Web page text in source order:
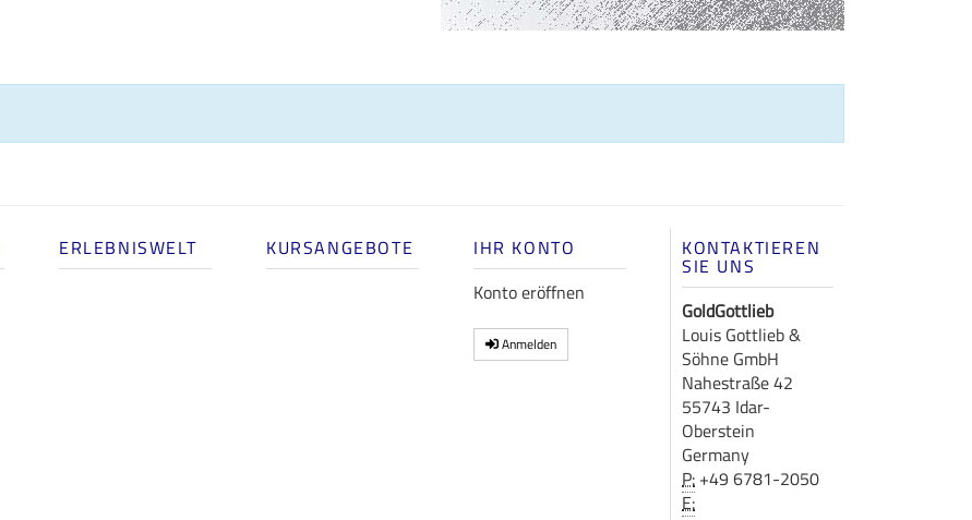
ERLEBNISWELT KURSANGEBOTE
IHR KONTO
Konto eröffnen
Anmelden
KONTAKTIEREN
SIE UNS
GoldGottlieb
Louis Gottlieb &
Söhne GmbH
Nahestraße 42
55743 Idar-
Oberstein
Germany
P: +49 6781-2050
E: